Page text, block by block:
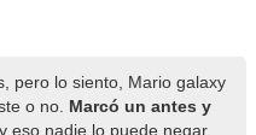
pero lo siento, Mario galaxy
o no. Marcó un antes y
y eso nadie lo puede negar,